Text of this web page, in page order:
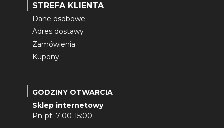
STREFA KLIENTA
Dane osobowe
Adres dostawy
Zamówienia
Kupony
GODZINY OTWARCIA
Sklep internetowy
Pn-pt: 7:00-15:00